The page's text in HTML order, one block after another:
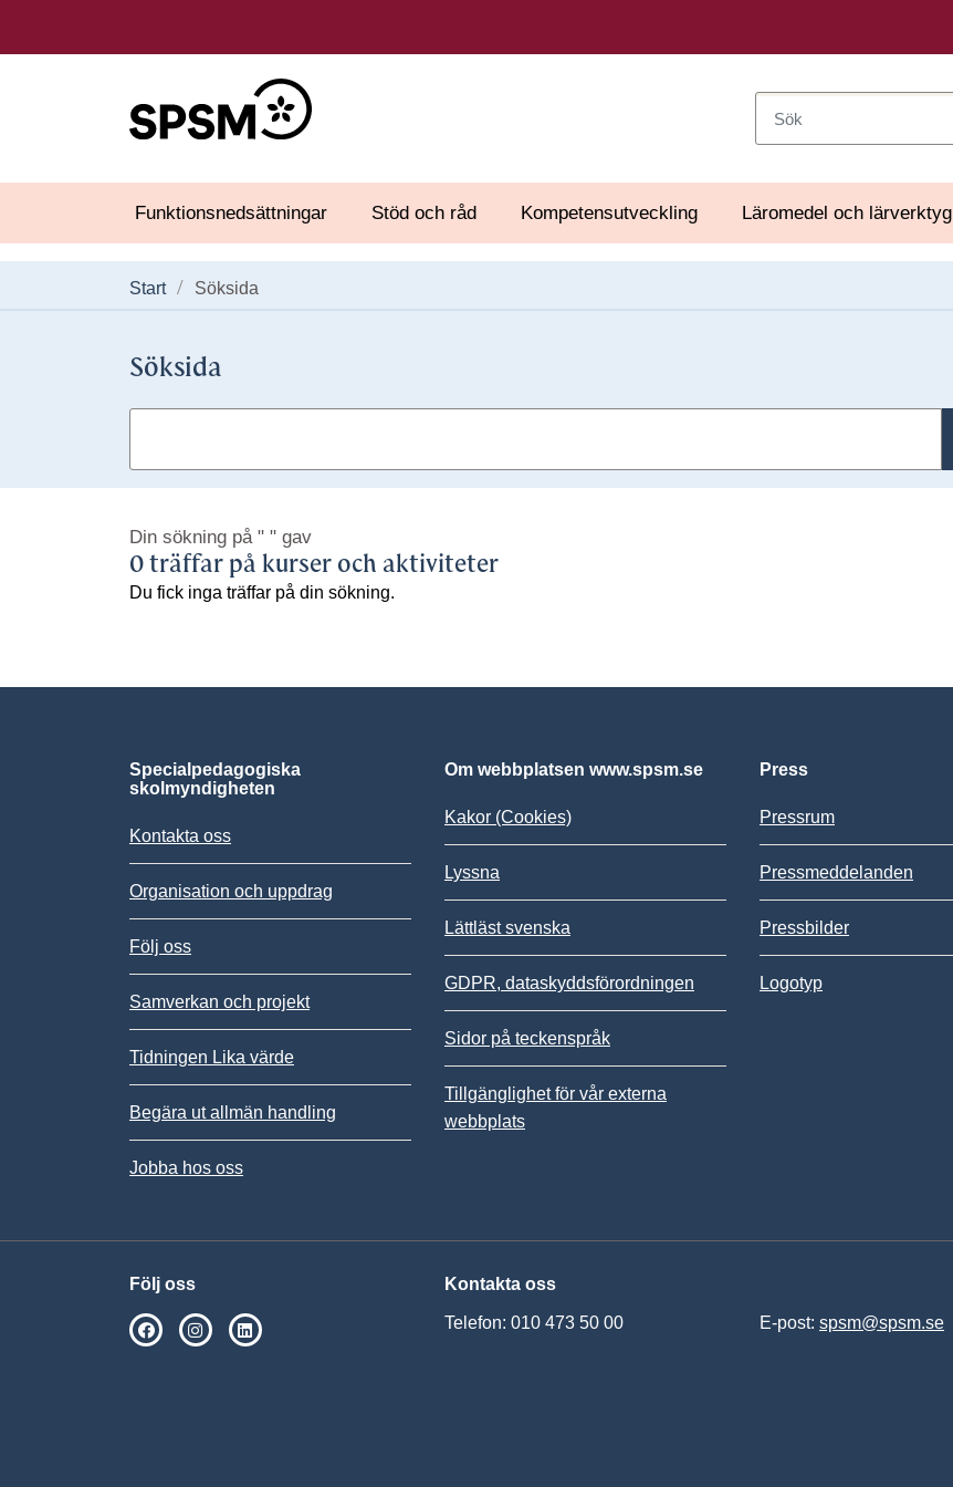
Funktionsnedsättningar Stöd och råd Kompetensutveckling Läromedel och lärverktyg
Start Söksida
Söksida
Din sökning på " " gav
0 träffar på kurser och aktiviteter
Du fick inga träffar på din sökning.
Specialpedagogiska
skolmyndigheten
Kontakta oss
Organisation och uppdrag
Följ oss
Samverkan och projekt
Tidningen Lika värde
Begära ut allmän handling
Jobba hos oss
Om webbplatsen www.spsm.se
Kakor (Cookies)
Lyssna
Lättläst svenska
GDPR, dataskyddsförordningen
Sidor på teckenspråk
Tillgänglighet för vår externa
webbplats
Press
Pressrum
Pressmeddelanden
Pressbilder
Logotyp
Följ oss
SPSM på Facebook
SPSM på Instagram
Kontakta oss
Telefon: 010 473 50 00 E-post: spsm@spsm.se